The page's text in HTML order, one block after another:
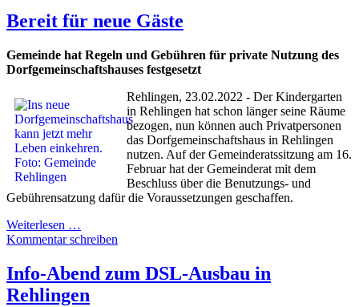
Bereit für neue Gäste
Gemeinde hat Regeln und Gebühren für private Nutzung des
Dorfgemeinschaftshauses festgesetzt
Rehlingen, 23.02.2022 - Der Kindergarten
in Rehlingen hat schon länger seine Räume
bezogen, nun können auch Privatpersonen
das Dorfgemeinschaftshaus in Rehlingen
nutzen. Auf der Gemeinderatssitzung am 16.
Februar hat der Gemeinderat mit dem
Beschluss über die Benutzungs- und
Gebührensatzung dafür die Voraussetzungen geschaffen.
Weiterlesen …
Kommentar schreiben
Info-Abend zum DSL-Ausbau in
Rehlingen